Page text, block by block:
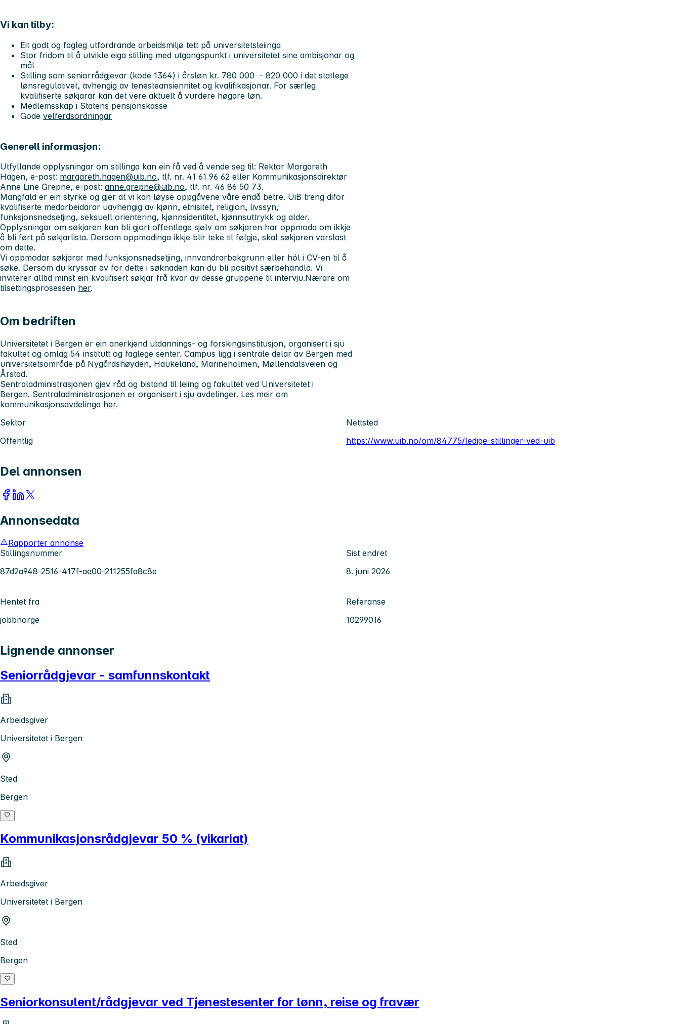
Vi kan tilby:
Eit godt og fagleg utfordrande arbeidsmiljø tett på universitetsleiinga
Stor fridom til å utvikle eiga stilling med utgangspunkt i universitetet sine ambisjonar og
mål
Stilling som seniorrådgjevar (kode 1364) i årsløn kr. 780 000 - 820 000 i det statlege
lønsregulativet, avhengig av tenesteansiennitet og kvalifikasjonar. For særleg
kvalifiserte søkjarar kan det vere aktuelt å vurdere høgare løn.
Medlemsskap i Statens pensjonskasse
Gode velferdsordningar
Generell informasjon:
Utfyllande opplysningar om stillinga kan ein få ved å vende seg til: Rektor Margareth
Hagen, e-post: margareth.hagen@uib.no, tlf. nr. 41 61 96 62 eller Kommunikasjonsdirektør
Anne Line Grepne, e-post: anne.grepne@uib.no, tlf. nr. 46 86 50 73.
Mangfald er ein styrke og gjer at vi kan løyse oppgåvene våre endå betre. UiB treng difor
kvalifiserte medarbeidarar uavhengig av kjønn, etnisitet, religion, livssyn,
funksjonsnedsetjing, seksuell orientering, kjønnsidentitet, kjønnsuttrykk og alder.
Opplysningar om søkjaren kan bli gjort offentlege sjølv om søkjaren har oppmoda om ikkje
å bli ført på søkjarlista. Dersom oppmodinga ikkje blir teke til følgje, skal søkjaren varslast
om dette.
Vi oppmodar søkjarar med funksjonsnedsetjing, innvandrarbakgrunn eller hól i CV-en til å
søke. Dersom du kryssar av for dette i søknaden kan du bli positivt særbehandla. Vi
inviterer alltid minst ein kvalifisert søkjar frå kvar av desse gruppene til intervju.Nærare om
tilsettingsprosessen her.
Om bedriften
Universitetet i Bergen er ein anerkjend utdannings- og forskingsinstitusjon, organisert i sju
fakultet og omlag 54 institutt og faglege senter. Campus ligg i sentrale delar av Bergen med
universitetsområde på Nygårdshøyden, Haukeland, Marineholmen, Møllendalsveien og
Årstad.
Sentraladministrasjonen gjev råd og bistand til leiing og fakultet ved Universitetet i
Bergen. Sentraladministrasjonen er organisert i sju avdelinger. Les meir om
kommunikasjonsavdelinga her.
Sektor
Offentlig
Nettsted
https://www.uib.no/om/84775/ledige-stillinger-ved-uib
Del annonsen
Annonsedata
Rapporter annonse
Stillingsnummer
87d2a948-2516-417f-ae00-211255fa8c8e
Sist endret
8. juni 2026
Hentet fra
jobbnorge
Referanse
10299016
Lignende annonser
Seniorrådgjevar - samfunnskontakt
Arbeidsgiver
Universitetet i Bergen
Sted
Bergen
Kommunikasjonsrådgjevar 50 % (vikariat)
Arbeidsgiver
Universitetet i Bergen
Sted
Bergen
Seniorkonsulent/rådgjevar ved Tjenestesenter for lønn, reise og fravær